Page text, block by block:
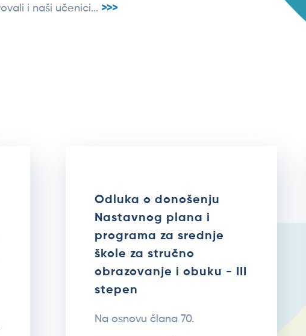
i naši učenici... >>>
Odluka o donošenju
Nastavnog plana i
programa za srednje
škole za stručno
obrazovanje i obuku - III
stepen
Na osnovu člana 70.